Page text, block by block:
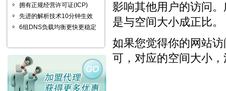
拥有正规经营许可证(ICP)
先进的解析技术10分钟生效
6组DNS负载均衡更快更稳定
影响其他用户的访问
是与空间大小成正比。
如果您觉得你的网站
可，对应的空间大小